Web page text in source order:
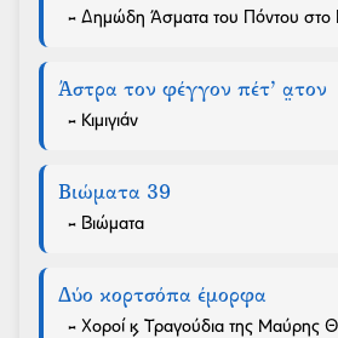
- Δημώδη Άσματα του Πόντου στο
Άστρα τον φέγγον πέτ’ α̤τον
- Κιμιγιάν
Βιώματα 39
- Βιώματα
Δύο κορτσόπα έμορφα
- Χοροί & Τραγούδια της Μαύρης